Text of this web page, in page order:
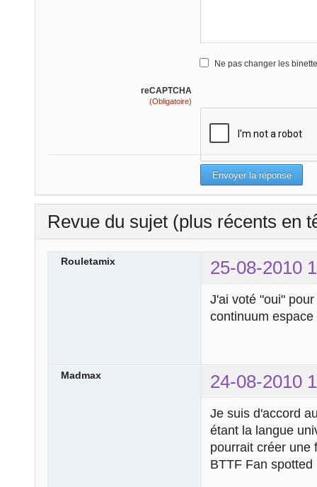
Ne pas changer les
reCAPTCHA
(Obligatoire)
Revue du sujet (plus récents en
Rouletamix 25-08-2010
J'ai voté "oui"
continuum espace
Madmax 24-08-2010
Je suis d'accord
étant la langue
pourrait créer une
BTTF Fan spotted